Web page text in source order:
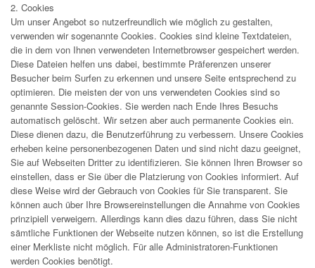
2. Cookies
Um unser Angebot so nutzerfreundlich wie möglich zu gestalten,
verwenden wir sogenannte Cookies. Cookies sind kleine Textdateien,
die in dem von Ihnen verwendeten Internetbrowser gespeichert werden.
Diese Dateien helfen uns dabei, bestimmte Präferenzen unserer
Besucher beim Surfen zu erkennen und unsere Seite entsprechend zu
optimieren. Die meisten der von uns verwendeten Cookies sind so
genannte Session-Cookies. Sie werden nach Ende Ihres Besuchs
automatisch gelöscht. Wir setzen aber auch permanente Cookies ein.
Diese dienen dazu, die Benutzerführung zu verbessern. Unsere Cookies
erheben keine personenbezogenen Daten und sind nicht dazu geeignet,
Sie auf Webseiten Dritter zu identifizieren. Sie können Ihren Browser so
einstellen, dass er Sie über die Platzierung von Cookies informiert. Auf
diese Weise wird der Gebrauch von Cookies für Sie transparent. Sie
können auch über Ihre Browsereinstellungen die Annahme von Cookies
prinzipiell verweigern. Allerdings kann dies dazu führen, dass Sie nicht
sämtliche Funktionen der Webseite nutzen können, so ist die Erstellung
einer Merkliste nicht möglich. Für alle Administratoren-Funktionen
werden Cookies benötigt.